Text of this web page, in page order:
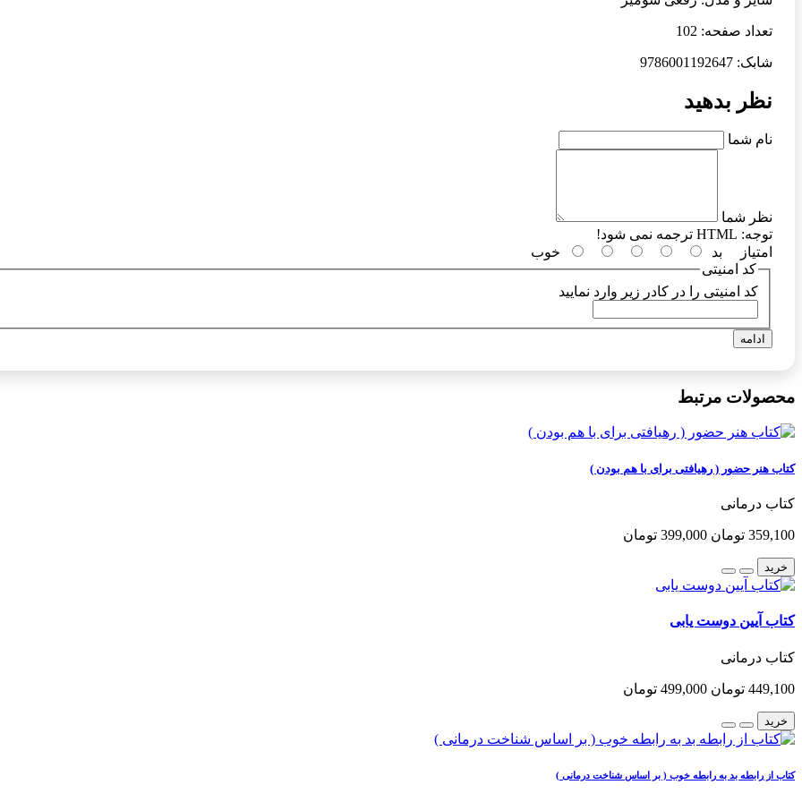
تعداد صفحه: 102
شابک: 9786001192647
نظر بدهید
نام شما
نظر شما
توجه:
امتیاز
بد
خوب
کد امنیتی
کد امنیتی را در کادر زیر وارد نمایید
ادامه
محصولات مرتبط
کتاب هنر حضور ( رهیافتی برای با هم بودن )
کتاب درمانی
359,100 تومان 399,000 تومان
خرید
کتاب آیین دوست یابی
کتاب درمانی
449,100 تومان 499,000 تومان
خرید
کتاب از رابطه بد به رابطه خوب ( بر اساس شناخت درمانی )